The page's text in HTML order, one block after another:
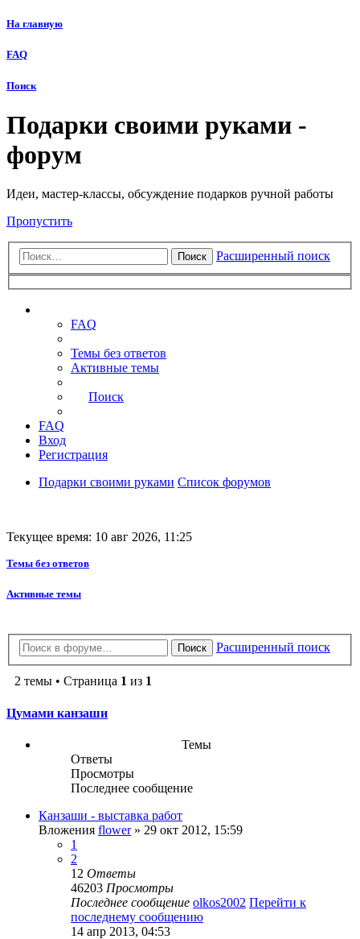
На главную
FAQ
Поиск
Подарки своими руками -
форум
Идеи, мастер-классы, обсуждение подарков ручной работы
Пропустить
Поиск Расширенный поиск
FAQ
Темы без ответов
Активные темы
Поиск
FAQ
Вход
Регистрация
Подарки своими руками Список форумов
Текущее время: 10 авг 2026, 11:25
Темы без ответов
Активные темы
Поиск Расширенный поиск
2 темы • Страница 1 из 1
Цумами канзаши
Темы
Ответы
Просмотры
Последнее сообщение
Канзаши - выставка работ
Вложения flower» 29 окт 2012, 15:59
1
2
12 Ответы
46203 Просмотры
Последнее сообщение olkos2002 Перейти к
последнему сообщению
14 апр 2013, 04:53